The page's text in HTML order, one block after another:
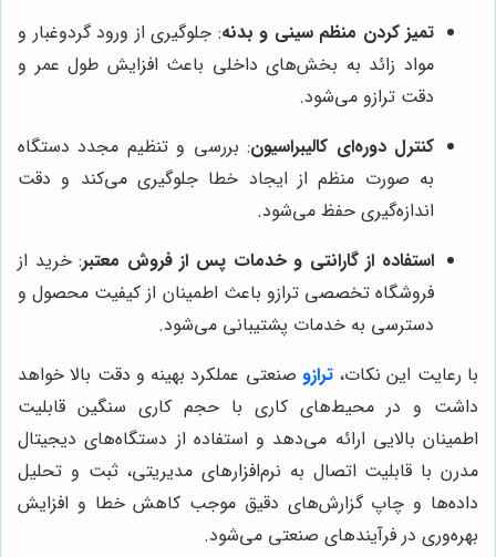
تمیز کردن منظم سینی و بدنه: جلوگیری از ورود گردوغبار و
مواد زائد به بخش‌های داخلی باعث افزایش طول عمر و
دقت ترازو می‌شود.
کنترل دوره‌ای کالیبراسیون: بررسی و تنظیم مجدد دستگاه
به صورت منظم از ایجاد خطا جلوگیری می‌کند و دقت
اندازه‌گیری حفظ می‌شود.
استفاده از گارانتی و خدمات پس از فروش معتبر: خرید از
فروشگاه تخصصی ترازو باعث اطمینان از کیفیت محصول و
دسترسی به خدمات پشتیبانی می‌شود.
با رعایت این نکات،ترازو صنعتی عملکرد بهینه و دقت بالا خواهد
داشت و در محیط‌های کاری با حجم کاری سنگین قابلیت
اطمینان بالایی ارائه می‌دهد و استفاده از دستگاه‌های دیجیتال
مدرن با قابلیت اتصال به نرم‌افزارهای مدیریتی، ثبت و تحلیل
داده‌ها و چاپ گزارش‌های دقیق موجب کاهش خطا و افزایش
بهره‌وری در فرآیندهای صنعتی می‌شود.